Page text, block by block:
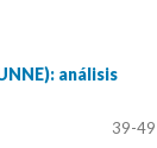
análisis
39-49